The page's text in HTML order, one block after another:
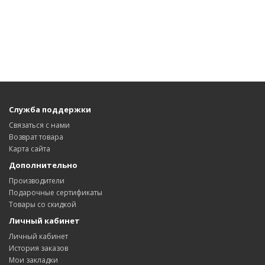
Служба поддержки
Связаться с нами
Возврат товара
Карта сайта
Дополнительно
Производители
Подарочные сертификаты
Товары со скидкой
Личный кабинет
Личный кабинет
История заказов
Мои закладки